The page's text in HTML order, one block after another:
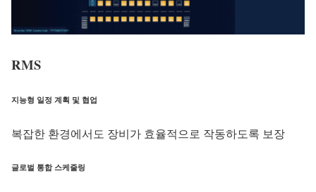
RMS
지능형 일정 계획 및 협업
복잡한 환경에서도 장비가 효율적으로 작동하도록 보장
글로벌 통합 스케줄링